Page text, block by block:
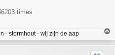
times
- stormhout - wij zijn de aap
p